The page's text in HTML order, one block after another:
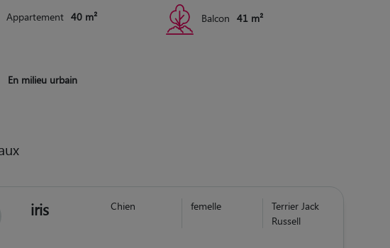
Appartement 40 m² Balcon 41 m²
En milieu urbain
iris Chien femelle
Terrier Jack
Russell